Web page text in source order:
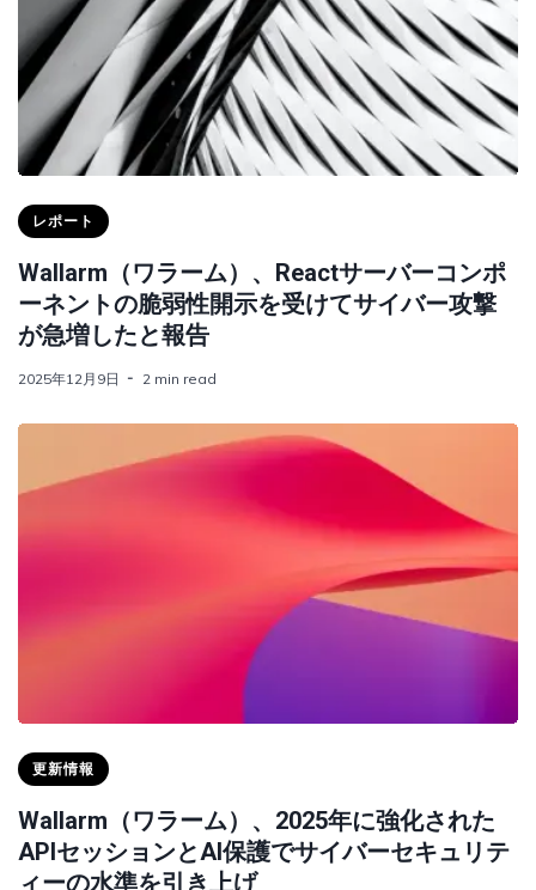
レポート
Wallarm（ワラーム）、Reactサーバーコンポ
ーネントの脆弱性開示を受けてサイバー攻撃
が急増したと報告
2025年12月9日 2 min read
更新情報
Wallarm（ワラーム）、2025年に強化された
APIセッションとAI保護でサイバーセキュリテ
ィーの水準を引き上げ